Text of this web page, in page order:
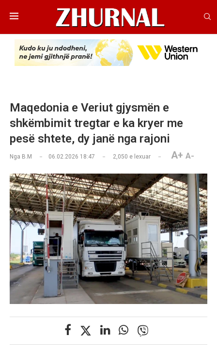
Maqedonia e Veriut gjysmën e
shkëmbimit tregtar e ka kryer me
pesë shtete, dy janë nga rajoni
Nga B.M 06.02.2026 18:47 2,050 e lexuar A+ A-